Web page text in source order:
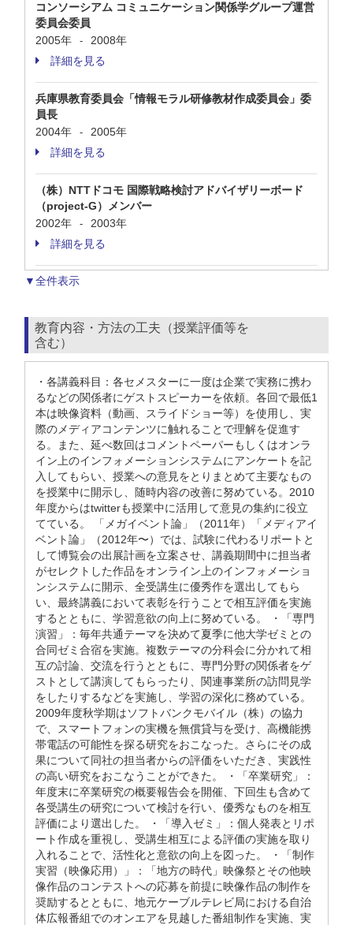
コンソーシアム コミュニケーション関係学グループ運営
委員会委員
2005年
-
2008年
詳細を見る
兵庫県教育委員会「情報モラル研修教材作成委員会」委
員長
2004年
-
2005年
詳細を見る
（株）NTTドコモ 国際戦略検討アドバイザリーボード
（project-G）メンバー
2002年
-
2003年
詳細を見る
▼全件表示
教育内容・方法の工夫（授業評価等を
含む）
・各講義科目：各セメスターに一度は企業で実務に携わ
るなどの関係者にゲストスピーカーを依頼。各回で最低1
本は映像資料（動画、スライドショー等）を使用し、実
際のメディアコンテンツに触れることで理解を促進す
る。また、延べ数回はコメントペーパーもしくはオンラ
イン上のインフォメーションシステムにアンケートを記
入してもらい、授業への意見をとりまとめて主要なもの
を授業中に開示し、随時内容の改善に努めている。2010
年度からはtwitterも授業中に活用して意見の集約に役立
てている。 「メガイベント論」（2011年）「メディアイ
ベント論」（2012年〜）では、試験に代わるリポートと
して博覧会の出展計画を立案させ、講義期間中に担当者
がセレクトした作品をオンライン上のインフォメーショ
ンシステムに開示、全受講生に優秀作を選出してもら
い、最終講義において表彰を行うことで相互評価を実施
するとともに、学習意欲の向上に努めている。 ・「専門
演習」：毎年共通テーマを決めて夏季に他大学ゼミとの
合同ゼミ合宿を実施。複数テーマの分科会に分かれて相
互の討論、交流を行うとともに、専門分野の関係者をゲ
ストとして講演してもらったり、関連事業所の訪問見学
をしたりするなどを実施し、学習の深化に務めている。
2009年度秋学期はソフトバンクモバイル（株）の協力
で、スマートフォンの実機を無償貸与を受け、高機能携
帯電話の可能性を探る研究をおこなった。さらにその成
果について同社の担当者からの評価をいただき、実践性
の高い研究をおこなうことができた。 ・「卒業研究」：
年度末に卒業研究の概要報告会を開催、下回生も含めて
各受講生の研究について検討を行い、優秀なものを相互
評価により選出した。 ・「導入ゼミ」：個人発表とリポ
ート作成を重視し、受講生相互による評価の実施を取り
入れることで、活性化と意欲の向上を図った。 ・「制作
実習（映像応用）」：「地方の時代」映像祭とその他映
像作品のコンテストへの応募を前提に映像作品の制作を
奨励するとともに、地元ケーブルテレビ局における自治
体広報番組でのオンエアを見越した番組制作を実施、実